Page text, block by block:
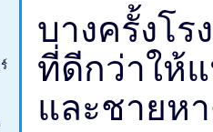
บางครั้งโ
ที่ดีกว่าให้
และชายห